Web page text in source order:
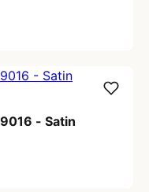
- Satin